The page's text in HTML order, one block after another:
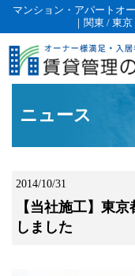
マンション・アパートオ
｜関東 / 東
ニュース
2014/10/31
【当社施工】東
しました